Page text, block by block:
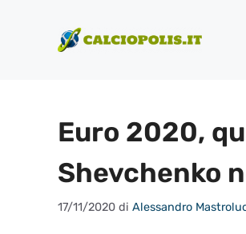
contenuto
Euro 2020,
Shevchenko
17/11/2020 di Alessandro